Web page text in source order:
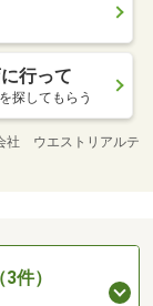
行って
探してもらう
社 ウエストリアルテ
件）